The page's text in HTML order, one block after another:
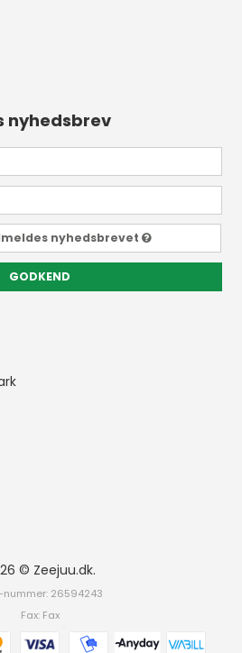
nyhedsbrev
nyhedsbrevet
GODKEND
© Zeejuu.dk.
nummer: 26594243
Fax: Fax